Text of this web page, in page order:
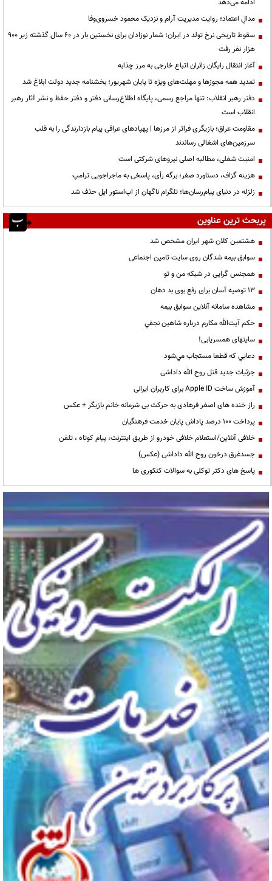
ادامه می‌دهد
مدالِ اعتماد؛ روایت مدیریت آرام و نزدیک محمود خسروی‌وفا
سقوط تاریخی نرخ تولد در ایران؛ شمار نوزادان برای نخستین بار در ۶۰ سال گذشته زیر ۹۰۰
هزار نفر رفت
آغاز انتقال رایگان زائران اتباع خارجی به مرز چذابه
تمدید همه مجوزها و مهلت‌های ویژه تا پایان شهریور؛ بخشنامه جدید دولت ابلاغ شد
دفتر رهبر انقلاب: تنها مراجع رسمی، پایگاه اطلاع‌رسانی دفتر و دفتر حفظ و نشر آثار رهبر
انقلاب است
مقاومت عراق؛ بازیگری فراتر از مرزها | پهپادهای عراقی پیام بازدارندگی را به قلب
سرزمین‌های اشغالی رساندند
‌امنیت شغلی، مطالبه اصلی نیروهای شرکتی است
هزینه گزاف، دستاورد صفر؛ برگه رأی، پاسخی به ماجراجویی ترامپ
زلزله در دنیای پیام‌رسان‌ها؛ تلگرام ناگهان از اپ‌استور اپل حذف شد
پربحث ترین عناوین
هشتمین کلان شهر ایران مشخص شد
سوابق بیمه شدگان روی سایت تامین اجتماعی
همجنس گرایی در شبکه من و تو
13 توصیه آسان برای رفع بوی بد دهان
مشاهده سامانه آنلاين سوابق بیمه
حكم آيت‌الله مكارم درباره شاهين نجفي
سایتهای همسریابی!
دعايي كه قطعا مستجاب مي‌شود
جزئیات جدید قتل روح الله داداشی
آموزش ساخت Apple ID برای کاربران ایرانی
راز خنده های اصغر فرهادی به حرکت بی شرمانه خانم بازیگر + عکس
پرداخت ۱۰۰ درصد پاداش پایان خدمت فرهنگیان
خلافی آنلاین/استعلام خلافی خودرو از طریق اینترنت، پیام کوتاه ، تلفن
جسدغرق درخون روح الله داداشی (عکس)
پاسخ های دکتر توکلی به سوالات کنکوری ها